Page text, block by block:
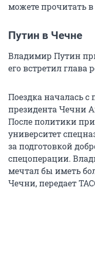
можете прочитать в
Путин в Чечне
Владимир Путин
его встретил глава
Поездка началась
президента Чечни
После политики
университет
за подготовкой
спецоперации.
мечтал бы иметь
Чечни, передает